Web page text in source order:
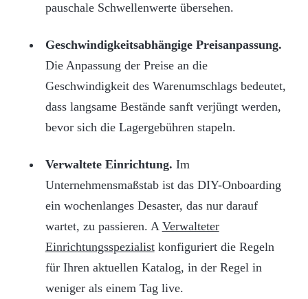
pauschale Schwellenwerte übersehen.
Geschwindigkeitsabhängige Preisanpassung.
Die Anpassung der Preise an die
Geschwindigkeit des Warenumschlags bedeutet,
dass langsame Bestände sanft verjüngt werden,
bevor sich die Lagergebühren stapeln.
Verwaltete Einrichtung. Im
Unternehmensmaßstab ist das DIY-Onboarding
ein wochenlanges Desaster, das nur darauf
wartet, zu passieren. A Verwalteter
Einrichtungsspezialistkonfiguriert die Regeln
für Ihren aktuellen Katalog, in der Regel in
weniger als einem Tag live.